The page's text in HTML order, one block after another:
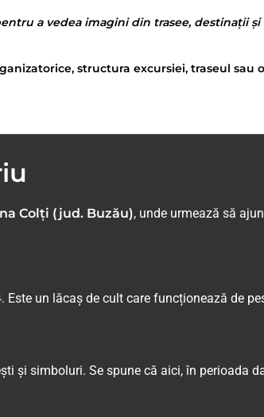
a vedea imagini din trasee, destinații
structura excursiei, traseul sau
Colți (jud. Buzău), unde urmează să
un lăcaș de cult care funcționează de
și simboluri. Se spune că aici, în perioada